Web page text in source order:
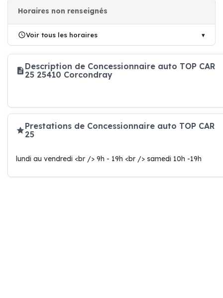
Horaires non renseignés
Voir tous les horaires
Description de Concessionnaire auto TOP CAR
25 25410 Corcondray
Prestations de Concessionnaire auto TOP CAR
25
lundi au vendredi <br /> 9h - 19h <br /> samedi 10h -19h